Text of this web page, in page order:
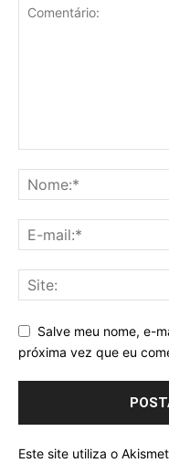
Salve meu nome, e-
próxima vez que eu
Este site utiliza o